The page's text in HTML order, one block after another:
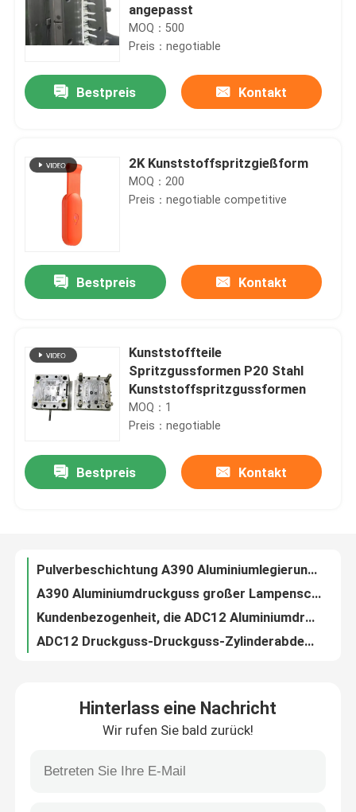
Zu Hause
Produkte
Über uns
Kontakt mit uns
Neuigkeiten
Rechtssachen
angepasst
MOQ：500
Preis：negotiable
Bestpreis Kontakt
2K Kunststoffspritzgießform
MOQ：200
Preis：negotiable competitive
Bestpreis Kontakt
Kunststoffteile
Spritzgussformen P20 Stahl
Kunststoffspritzgussformen
MOQ：1
Preis：negotiable
Bestpreis Kontakt
Kundenspezifisches Lackieren ADC12 Aluminiumlegierung Druckguss Feuerausrüstungskomponenten
Besonders anfertigen der anodisierten Druckguss-drahtlosen Ladegerät-Wohnung des Aluminium-A380
Automobil-Dekorations-Zusätze Auto-Teile, die Zinkdruckguss formen
Zinkdruckguss-Präzisionsspritzguss-Spiegelpolier-Scharnier-Hardware-Beschläge
Hinterlass eine Nachricht
Wir rufen Sie bald zurück!